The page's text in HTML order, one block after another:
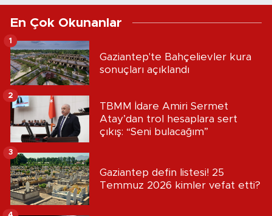
En Çok Okunanlar
Gaziantep'te Bahçelievler kura
sonuçları açıklandı
1
TBMM İdare Amiri Sermet
Atay’dan trol hesaplara sert
çıkış: “Seni bulacağım”
2
Gaziantep defin listesi! 25
Temmuz 2026 kimler vefat etti?
3